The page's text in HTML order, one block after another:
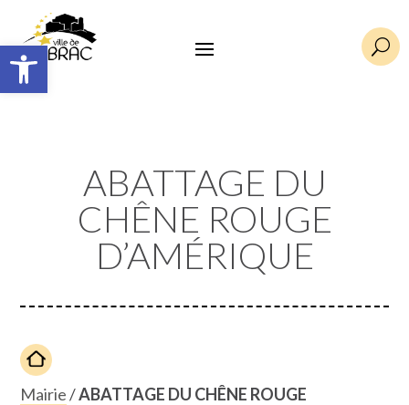
Ouvrir la barre d’outils U
ABATTAGE DU
CHÊNE ROUGE
D’AMÉRIQUE
Mairie/ABATTAGE DU CHÊNE ROUGE